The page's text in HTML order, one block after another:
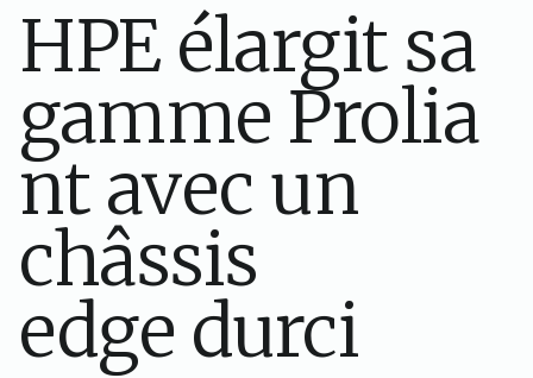
HPE élargit sa
gamme Prolia
nt avec un
châssis
edge durci